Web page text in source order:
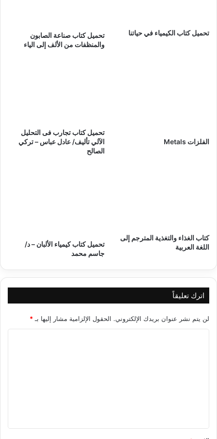
تحميل كتاب الكيمياء في حياتنا
تحميل كتاب صناعة الصابون
والمنظفات من الألف إلى الياء
الفلزات Metals
تحميل كتاب تجارب فى التحليل
الآلي تأليف/ عادل عباس – تركي
الصالح
كتاب الغذاء والتغذية المترجم إلى
اللغة العربية
تحميل كتاب كيمياء الألبان – د/
جاسم محمد
اترك تعليقاً
لن يتم نشر عنوان بريدك الإلكتروني. الحقول الإلزامية مشار إليها بـ *